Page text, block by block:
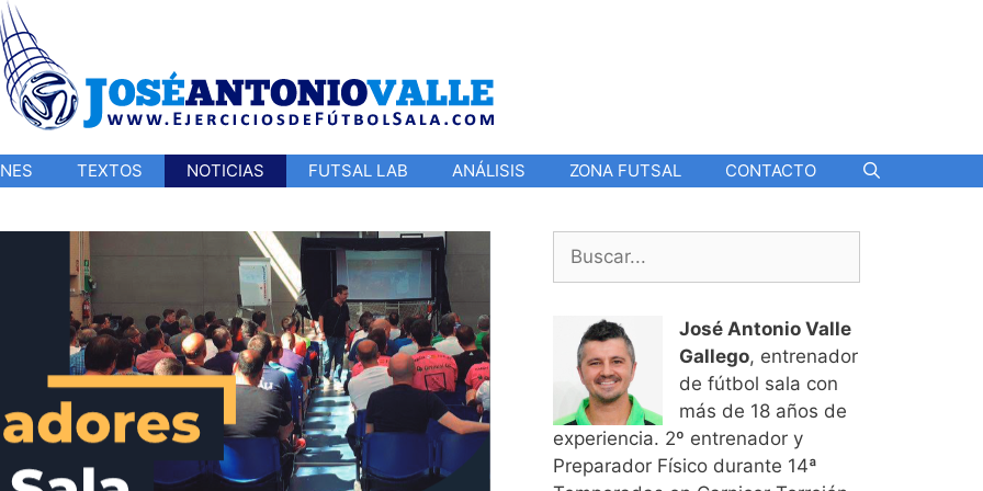
TEXTOS NOTICIAS FUTSAL LAB ANÁLISIS ZONA FUTSAL CONTACTO
Buscar:
José Antonio Valle
Gallego, entrenador
de fútbol sala con
más de 18 años de
experiencia. 2º entrenador y
Preparador Físico durante 14ª